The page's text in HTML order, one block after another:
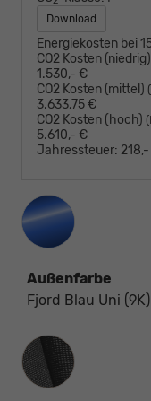
Download
Energiekosten bei
CO2 Kosten (niedrig)
1.530,- €
CO2 Kosten (mittel)
3.633,75 €
CO2 Kosten (hoch)
5.610,- €
Jahressteuer:
Außenfarbe
Fjord Blau Uni (9K)
Innenausstattung